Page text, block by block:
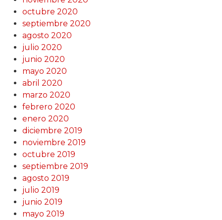
octubre 2020
septiembre 2020
agosto 2020
julio 2020
junio 2020
mayo 2020
abril 2020
marzo 2020
febrero 2020
enero 2020
diciembre 2019
noviembre 2019
octubre 2019
septiembre 2019
agosto 2019
julio 2019
junio 2019
mayo 2019